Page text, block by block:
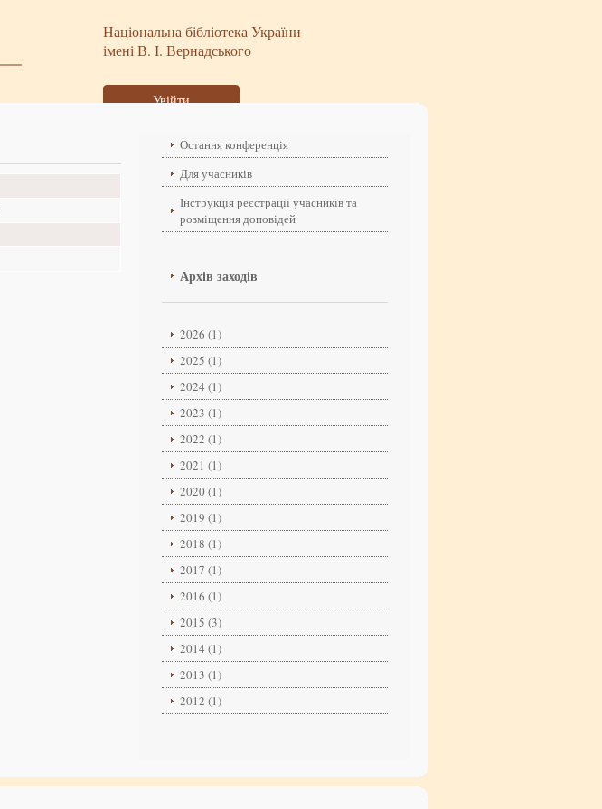
Національна бібліотека України
імені В. І. Вернадського
Увійти
Остання конференція
Для учасників
Інструкція реєстрації учасників та
розміщення доповідей
Архів заходів
2026 (1)
2025 (1)
2024 (1)
2023 (1)
2022 (1)
2021 (1)
2020 (1)
2019 (1)
2018 (1)
2017 (1)
2016 (1)
2015 (3)
2014 (1)
2013 (1)
2012 (1)